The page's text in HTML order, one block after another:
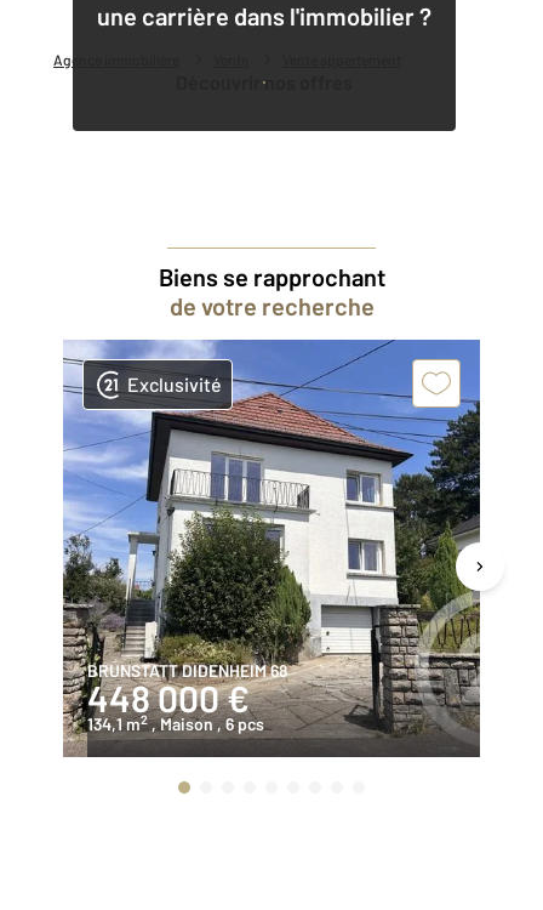
Agence immobilière
une carrière dans l'immobilier ?
Découvrir nos offres
Biens se rapprochant
de votre recherche
Exclusivité
BRUNSTATT DIDENHEIM 68
448 000 €
134,1 m2 , Maison , 6 pcs